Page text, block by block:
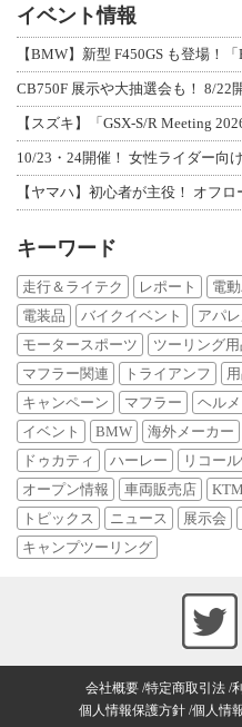
イベント情報
【BMW】新型 F450GS も登場！
CB750F 展示や大抽選会も！ 8/22
【スズキ】「GSX-S/R Meeting
10/23・24開催！ 女性ライダー向
【ヤマハ】初心者が主役！ オフ
キーワード
走行＆ライテク レポート 電
電装品
バイクイベント アパ
モータースポーツ
ツーリング用
マフラー関連
トライアンフ
キャンペーン
マフラー ヘルメ
イベント
BMW 海外メーカー
ドゥカティ
ハーレー リコー
オープン情報
車両販売店 KTM
トピックス
ニュース 展示会
キャンプツーリング
会社概要 特定商取引法
個人情報保護方針 個人情